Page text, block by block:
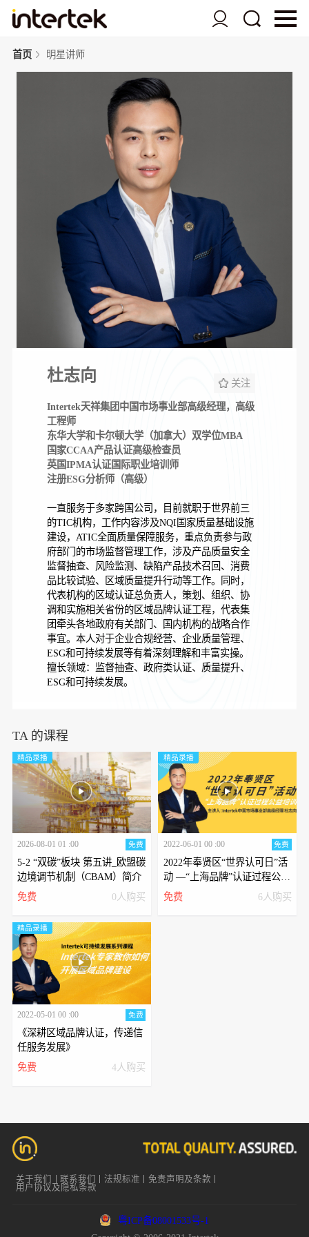
首页 明星讲师
关注
杜志向
Intertek天祥集团中国市场事业部高级经理，高级
工程师
东华大学和卡尔顿大学（加拿大）双学位MBA
国家CCAA产品认证高级检查员
英国IPMA认证国际职业培训师
注册ESG分析师（高级）
一直服务于多家跨国公司，目前就职于世界前三
的TIC机构，工作内容涉及NQI国家质量基础设施
建设，ATIC全面质量保障服务，重点负责参与政
府部门的市场监督管理工作，涉及产品质量安全
监督抽查、风险监测、缺陷产品技术召回、消费
品比较试验、区域质量提升行动等工作。同时，
代表机构的区域认证总负责人，策划、组织、协
调和实施相关省份的区域品牌认证工程，代表集
团牵头各地政府有关部门、国内机构的战略合作
事宜。本人对于企业合规经营、企业质量管理、
ESG和可持续发展等有着深刻理解和丰富实操。
擅长领域：监督抽查、政府类认证、质量提升、
ESG和可持续发展。
TA 的课程
精品录播
2026-08-01 01 :00 免费
5-2 “双碳”板块 第五讲_欧盟碳
边境调节机制（CBAM）简介
免费
0人购买
精品录播
2022-06-01 00 :00 免费
2022年奉贤区“世界认可日”活
动 —“上海品牌”认证过程公益
培训
免费 6人购买
精品录播
2022-05-01 00 :00 免费
《深耕区域品牌认证，传递信
任服务发展》
免费
4人购买
关于我们 联系我们 法规标准
免责声明及条款
用户协议及隐私条款
粤ICP备08001533号-1